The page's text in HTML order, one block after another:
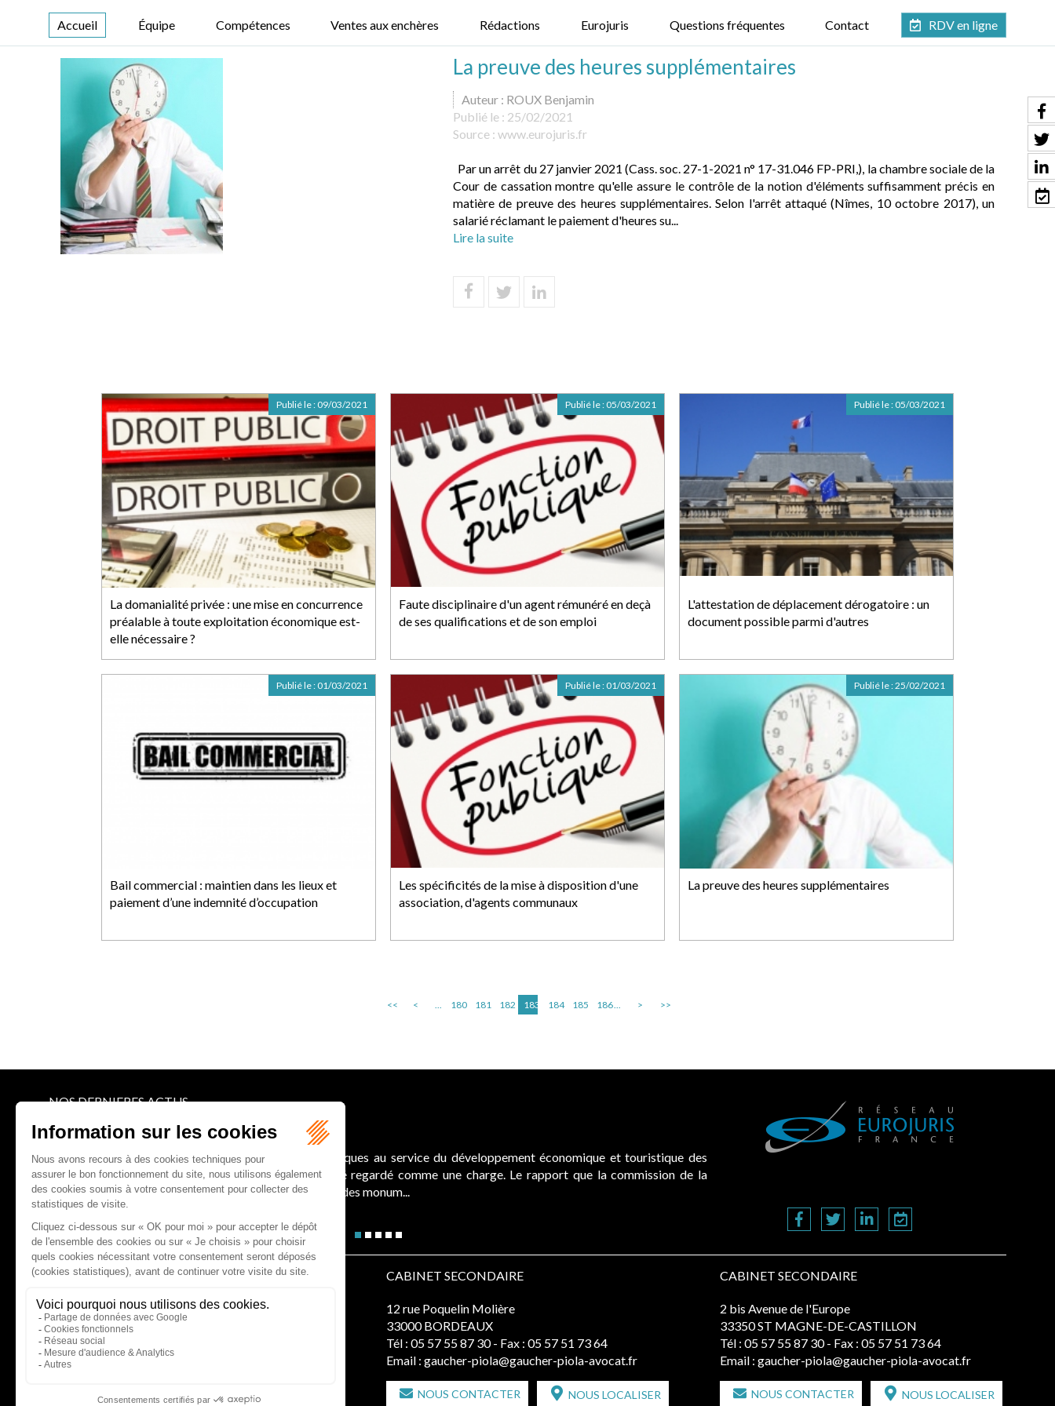
Accueil Équipe Compétences Ventes aux enchères Rédactions Eurojuris Questions fréquentes Contact RDV en ligne
La preuve des heures supplémentaires
Auteur : ROUX Benjamin
Publié le : 25/02/2021
Source : www.eurojuris.fr
Par un arrêt du 27 janvier 2021 (Cass. soc. 27-1-2021 n° 17-31.046 FP-PRI,), la chambre sociale de la
Cour de cassation montre qu'elle assure le contrôle de la notion d'éléments suffisamment précis en
matière de preuve des heures supplémentaires. Selon l'arrêt attaqué (Nîmes, 10 octobre 2017), un
salarié réclamant le paiement d'heures su...
Lire la suite
La domanialité privée : une mise en concurrence
préalable à toute exploitation économique est-
elle nécessaire ?
Publié le : 09/03/2021
Faute disciplinaire d'un agent rémunéré en deçà
de ses qualifications et de son emploi
Publié le : 05/03/2021
L'attestation de déplacement dérogatoire : un
document possible parmi d'autres
Publié le : 05/03/2021
Bail commercial : maintien dans les lieux et
paiement d’une indemnité d’occupation
Publié le : 01/03/2021
Les spécificités de la mise à disposition d'une
association, d'agents communaux
Publié le : 01/03/2021
La preuve des heures supplémentaires
Publié le :25/02/2021
<< < ... 180 181 182 183 184 185 186... > >>
NOS DERNIERES ACTUS
Le joug léger des monuments historiques
Pour une gestion patrimoniale des monuments historiques au service du développement économique et touristique des
collectivités Le monument historique a longtemps été regardé comme une charge. Le rapport que la commission de la
culture du Sénat a consacré, en juillet 2026, à la gestion des monum...
CABINET D'AVOCATS GAUCHER-PIOLA
20 avenue Galliéni - 33500 LIBOURNE
Tél :05 57 55 87 30 - Fax : 05 57 51 73 64
Email :gaucher-piola@gaucher-piola-avocat.fr
NOUS CONTACTER NOUS LOCALISER
CABINET SECONDAIRE
12 rue Poquelin Molière
33000 BORDEAUX
Tél : 05 57 55 87 30 - Fax : 05 57 51 73 64
Email : gaucher-piola@gaucher-piola-avocat.fr
NOUS CONTACTER NOUS LOCALISER
CABINET SECONDAIRE
2 bis Avenue de l'Europe
33350 ST MAGNE-DE-CASTILLON
Tél : 05 57 55 87 30 - Fax : 05 57 51 73 64
Email : gaucher-piola@gaucher-piola-avocat.fr
NOUS CONTACTER NOUS LOCALISER